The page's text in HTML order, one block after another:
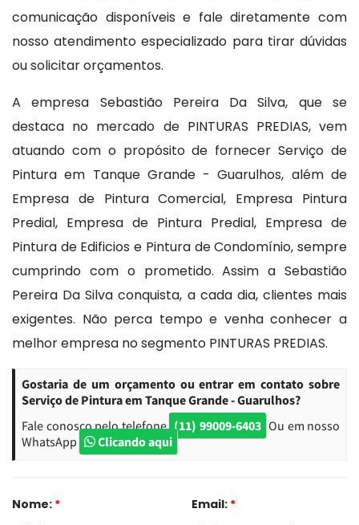
comunicação disponíveis e fale diretamente com
nosso atendimento especializado para tirar dúvidas
ou solicitar orçamentos.
A empresa Sebastião Pereira Da Silva, que se
destaca no mercado de PINTURAS PREDIAS, vem
atuando com o propósito de fornecer Serviço de
Pintura em Tanque Grande - Guarulhos, além de
Empresa de Pintura Comercial, Empresa Pintura
Predial, Empresa de Pintura Predial, Empresa de
Pintura de Edificios e Pintura de Condomínio, sempre
cumprindo com o prometido. Assim a Sebastião
Pereira Da Silva conquista, a cada dia, clientes mais
exigentes. Não perca tempo e venha conhecer a
melhor empresa no segmento PINTURAS PREDIAS.
Gostaria de um orçamento ou entrar em contato sobre
Serviço de Pintura em Tanque Grande - Guarulhos?
Fale conosco pelo telefone (11) 99009-6403 Ou em nosso
WhatsApp
Clicando aqui
Nome: * Email: *